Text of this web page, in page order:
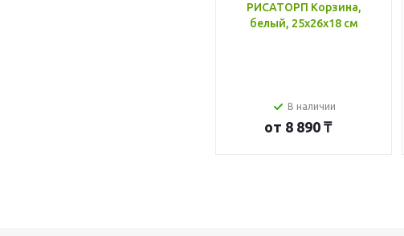
РИСАТОРП Корзина,
белый, 25x26x18 см
В наличии
от 8 890 ₸